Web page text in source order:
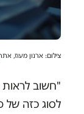
צילום: ארנון מעוז,
"חשוב
לסוג כזה של